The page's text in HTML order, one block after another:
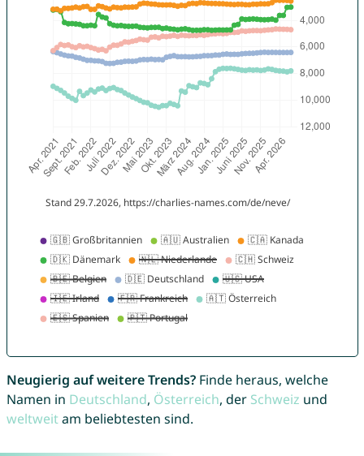
Neugierig auf weitere Trends?Finde heraus, welche
Namen in Deutschland, Österreich, der Schweiz und
weltweitam beliebtesten sind.